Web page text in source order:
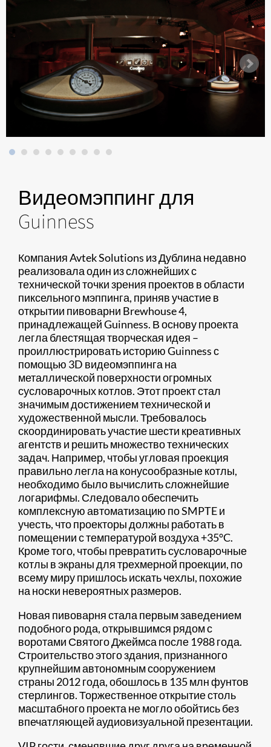
Видеомэппинг для
Guinness
Компания Avtek Solutions из Дублина недавно
реализовала один из сложнейших с
технической точки зрения проектов в области
пиксельного мэппинга, приняв участие в
открытии пивоварни Brewhouse 4,
принадлежащей Guinness. В основу проекта
легла блестящая творческая идея –
проиллюстрировать историю Guinness с
помощью 3D видеомэппинга на
металлической поверхности огромных
сусловарочных котлов. Этот проект стал
значимым достижением технической и
художественной мысли. Требовалось
скоординировать участие шести креативных
агентств и решить множество технических
задач. Например, чтобы угловая проекция
правильно легла на конусообразные котлы,
необходимо было вычислить сложнейшие
логарифмы. Следовало обеспечить
комплексную автоматизацию по SMPTE и
учесть, что проекторы должны работать в
помещении с температурой воздуха +35°C.
Кроме того, чтобы превратить сусловарочные
котлы в экраны для трехмерной проекции, по
всему миру пришлось искать чехлы, похожие
на носки невероятных размеров.
Новая пивоварня стала первым заведением
подобного рода, открывшимся рядом с
воротами Святого Джеймса после 1988 года.
Строительство этого здания, признанного
крупнейшим автономным сооружением
страны 2012 года, обошлось в 135 млн фунтов
стерлингов. Торжественное открытие столь
масштабного проекта не могло обойтись без
впечатляющей аудиовизуальной презентации.